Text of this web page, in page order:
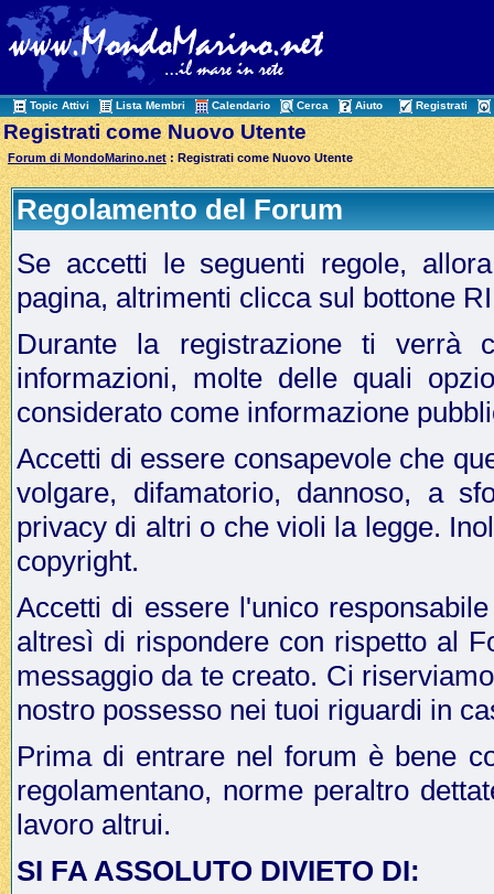
Topic Attivi Lista Membri Calendario Cerca Aiuto Registrati
Registrati come Nuovo Utente
Forum di MondoMarino.net : Registrati come Nuovo Utente
Regolamento del Forum
Se accetti le seguenti regole,
pagina, altrimenti clicca sul bottone
Durante la registrazione ti verrà
informazioni, molte delle quali
considerato come informazione
Accetti di essere consapevole che
volgare, difamatorio, dannoso, a
privacy di altri o che violi la legge.
copyright.
Accetti di essere l'unico
altresì di rispondere con rispetto al
messaggio da te creato. Ci
nostro possesso nei tuoi riguardi in
Prima di entrare nel forum è bene
regolamentano, norme peraltro
lavoro altrui.
SI FA ASSOLUTO DIVIETO DI: